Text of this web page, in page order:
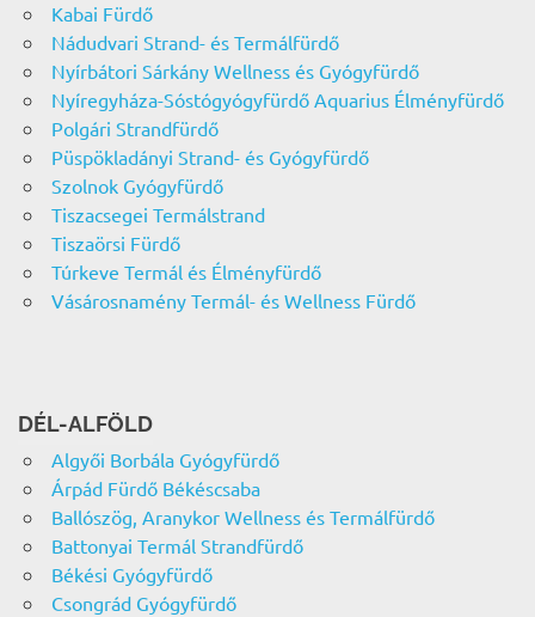
Kabai Fürdő
Nádudvari Strand- és Termálfürdő
Nyírbátori Sárkány Wellness és Gyógyfürdő
Nyíregyháza-Sóstógyógyfürdő Aquarius Élményfürdő
Polgári Strandfürdő
Püspökladányi Strand- és Gyógyfürdő
Szolnok Gyógyfürdő
Tiszacsegei Termálstrand
Tiszaörsi Fürdő
Túrkeve Termál és Élményfürdő
Vásárosnamény Termál- és Wellness Fürdő
DÉL-ALFÖLD
Algyői Borbála Gyógyfürdő
Árpád Fürdő Békéscsaba
Ballószög, Aranykor Wellness és Termálfürdő
Battonyai Termál Strandfürdő
Békési Gyógyfürdő
Csongrád Gyógyfürdő